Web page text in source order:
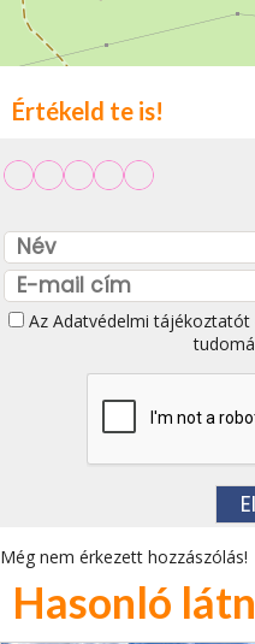
Értékeld te is!
Az Adatvédelmi tájékoztatót
Még nem érkezett hozzászólás!
Hasonló